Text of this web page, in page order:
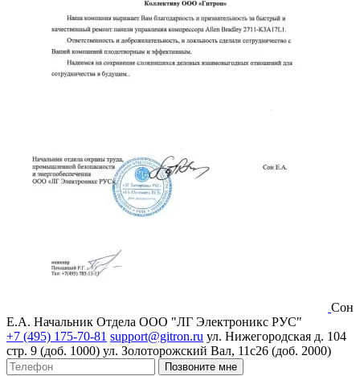
Сон
Е.А. Начальник Отдела ООО "ЛГ Электроникс РУС"
+7 (495) 175-70-81 support@gitron.ru ул. Нижегородская д. 104
стр. 9 (доб. 1000) ул. Золоторожский Вал, 11с26 (доб. 2000)
Позвоните мне